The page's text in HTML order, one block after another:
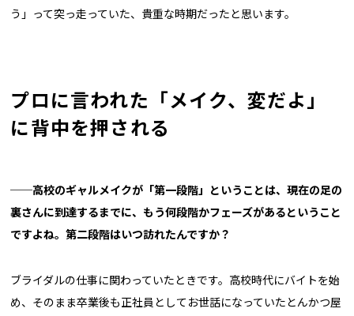
う」って突っ走っていた、貴重な時期だったと思います。
プロに言われた「メイク、変だよ」
に背中を押される
──高校のギャルメイクが「第一段階」ということは、現在の足の
裏さんに到達するまでに、もう何段階かフェーズがあるということ
ですよね。第二段階はいつ訪れたんですか？
ブライダルの仕事に関わっていたときです。高校時代にバイトを始
め、そのまま卒業後も正社員としてお世話になっていたとんかつ屋